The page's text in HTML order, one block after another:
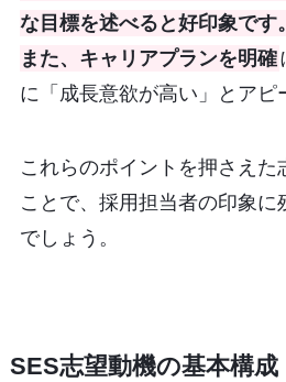
な目標を述べると好印象です。
また、キャリアプランを明確
に「成長意欲が高い」とアピ
これらのポイントを押さえた
ことで、採用担当者の印象に
でしょう。
SES志望動機の基本構